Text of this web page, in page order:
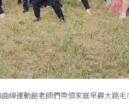
線運動館老師們帶領家庭早晨大跳毛